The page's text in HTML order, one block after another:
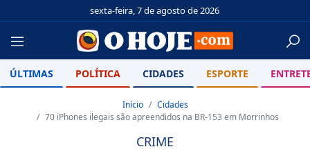
sexta-feira, 7 de agosto de 2026
ÚLTIMAS POLÍTICA CIDADES ESPORTE
Início
Cidades
70 iPhones ilegais são apreendidos na BR-153 em Morrinhos
CRIME